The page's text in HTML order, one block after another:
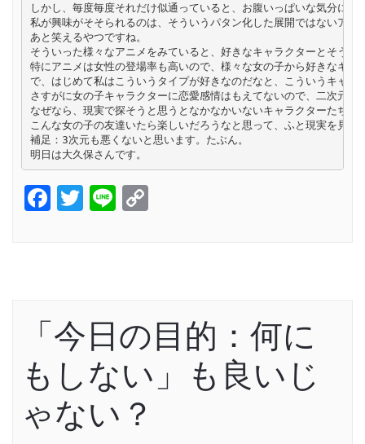
しかし、毎度毎度それだけ似通っていると、お腹いっぱいな気分にな
私が興味がそそられるのは、そういうパタン化した展開ではないア
あと笑えるやつですね。
そういった様々なアニメをみていると、好きなキャラクターとそうで
特にアニメは女性の登場率も高いので、様々な女の子から好きなキャ
で、はじめて私はこういうタイプが好きなのだなと、こういうキャ
さすがに女の子キャラクターに恋愛感情はもえてないので、二次元
なぜなら、現実で探そうと思うとなかなかいないキャラクターたちだ
こんな女の子の友達いたら楽しいだろうなと思って、ふと現実を見
補足：3次元も悪くないと思います。たぶん。
明日は大久保さんです。
Facebook
Twitter
Line
「今日の目的：何に
もしない」も良いじ
ゃない？